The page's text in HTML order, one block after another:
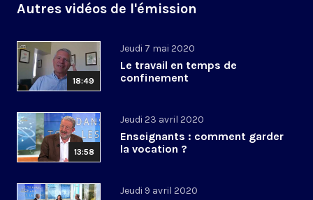
Autres vidéos de l'émission
18:49
Jeudi 7 mai 2020
Le travail en temps de
confinement
13:58
Jeudi 23 avril 2020
Enseignants : comment garder
la vocation ?
Jeudi 9 avril 2020